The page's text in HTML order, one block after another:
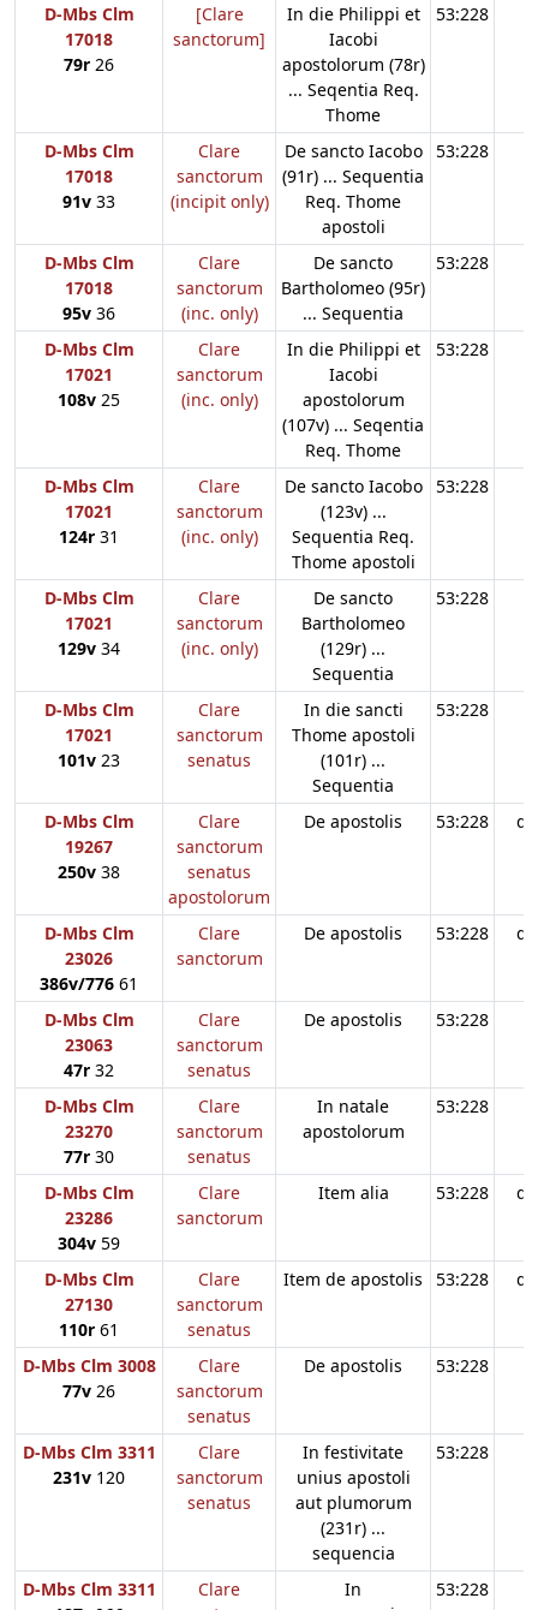
D-Mbs Clm
17018
79r 26
[Clare
sanctorum]
In die Philippi et
Iacobi
apostolorum (78r)
... Seqentia Req.
Thome
53:228
D-Mbs Clm
17018
91v 33
Clare
sanctorum
(incipit only)
De sancto Iacobo
(91r) ... Sequentia
Req. Thome
apostoli
53:228
D-Mbs Clm
17018
95v 36
Clare
sanctorum
(inc. only)
De sancto
Bartholomeo (95r)
... Sequentia
53:228
D-Mbs Clm
17021
108v 25
Clare
sanctorum
(inc. only)
In die Philippi et
Iacobi
apostolorum
(107v) ... Seqentia
Req. Thome
53:228
D-Mbs Clm
17021
124r 31
Clare
sanctorum
(inc. only)
De sancto Iacobo
(123v) ...
Sequentia Req.
Thome apostoli
53:228
D-Mbs Clm
17021
129v 34
Clare
sanctorum
(inc. only)
De sancto
Bartholomeo
(129r) ...
Sequentia
53:228
D-Mbs Clm
17021
101v 23
Clare
sanctorum
senatus
In die sancti
Thome apostoli
(101r) ...
Sequentia
53:228
D-Mbs Clm
19267
250v 38
Clare
sanctorum
senatus
apostolorum
De apostolis 53:228
D-Mbs Clm
23026
386v/776 61
Clare
sanctorum
De apostolis 53:228
D-Mbs Clm
23063
47r 32
Clare
sanctorum
senatus
De apostolis 53:228
D-Mbs Clm
23270
77r 30
Clare
sanctorum
senatus
In natale
apostolorum
53:228
D-Mbs Clm
23286
304v 59
Clare
sanctorum
Item alia 53:228
D-Mbs Clm
27130
110r 61
Clare
sanctorum
senatus
Item de apostolis 53:228
D-Mbs Clm 3008
77v 26
Clare
sanctorum
senatus
De apostolis 53:228
D-Mbs Clm 3311
231v 120
Clare
sanctorum
senatus
In festivitate
unius apostoli
aut plumorum
(231r) ...
sequencia
53:228
D-Mbs Clm 3311
Clare
In
53:228